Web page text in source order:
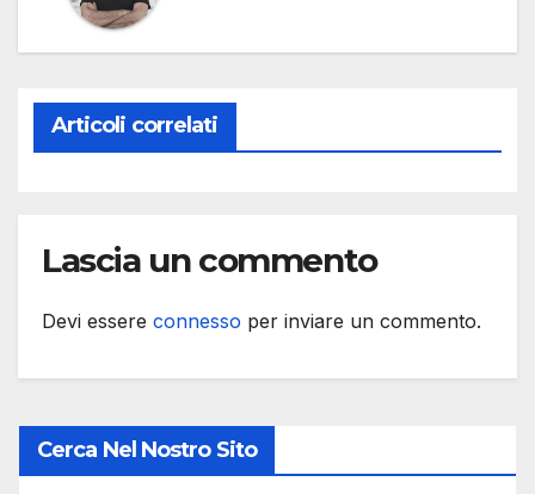
Articoli correlati
Lascia un commento
Devi essere connesso per inviare un commento.
Cerca Nel Nostro Sito